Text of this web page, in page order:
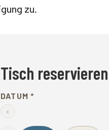
zu.
Tisch reservieren
DATUM *
‹